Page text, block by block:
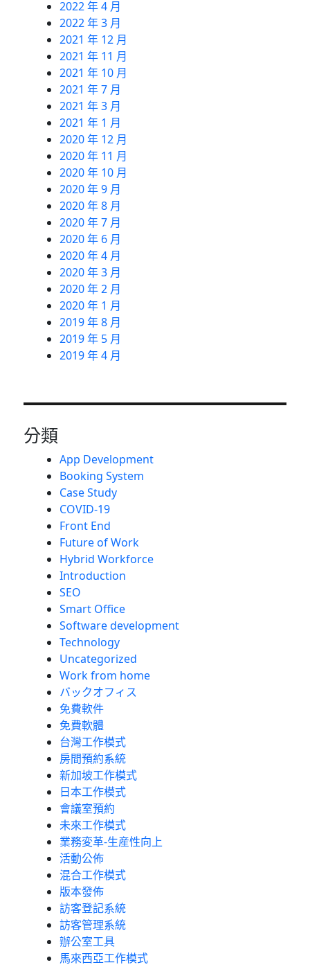
2022 年 4 月
2022 年 3 月
2021 年 12 月
2021 年 11 月
2021 年 10 月
2021 年 7 月
2021 年 3 月
2021 年 1 月
2020 年 12 月
2020 年 11 月
2020 年 10 月
2020 年 9 月
2020 年 8 月
2020 年 7 月
2020 年 6 月
2020 年 4 月
2020 年 3 月
2020 年 2 月
2020 年 1 月
2019 年 8 月
2019 年 5 月
2019 年 4 月
分類
App Development
Booking System
Case Study
COVID-19
Front End
Future of Work
Hybrid Workforce
Introduction
SEO
Smart Office
Software development
Technology
Uncategorized
Work from home
バックオフィス
免費軟件
免費軟體
台灣工作模式
房間預約系統
新加坡工作模式
日本工作模式
會議室預約
未來工作模式
業務変革-生産性向上
活動公佈
混合工作模式
版本發佈
訪客登記系統
訪客管理系統
辦公室工具
馬來西亞工作模式